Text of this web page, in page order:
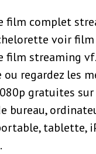
film complet
voir
film streaming vf.
regardez les
gratuites
bureau,
tablette,